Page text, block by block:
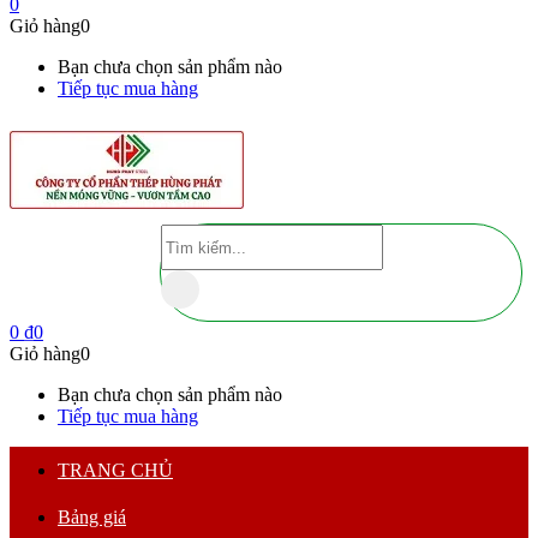
0
Giỏ hàng0
Bạn chưa chọn sản phẩm nào
Tiếp tục mua hàng
0 ₫0
Giỏ hàng0
Bạn chưa chọn sản phẩm nào
Tiếp tục mua hàng
TRANG CHỦ
Bảng giá